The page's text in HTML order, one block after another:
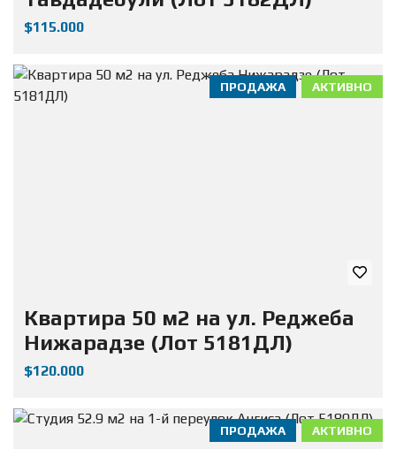
$115.000
АКТИВНО
ПРОДАЖА
Квартира 50 м2 на ул. Реджеба
Нижарадзе (Лот 5181ДЛ)
$120.000
АКТИВНО
ПРОДАЖА